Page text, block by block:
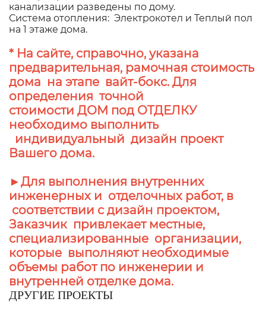
канализации разведены по дому.
Система отопления: Электрокотел и Теплый пол
на 1 этаже дома.
* На сайте, справочно, указана
предварительная, рамочная стоимость
дома на этапе вайт-бокс. Для
определения точной
стоимости ДОМ под ОТДЕЛКУ
необходимо выполнить
индивидуальный дизайн проект
Вашего дома.
►Для выполнения внутренних
инженерных и отделочных работ, в
соответствии с дизайн проектом,
Заказчик привлекает местные,
специализированные организации,
которые выполняют необходимые
объемы работ по инженерии и
внутренней отделке дома.
ДРУГИЕ ПРОЕКТЫ